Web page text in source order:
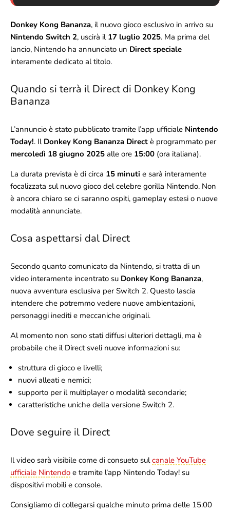
Donkey Kong Bananza, il nuovo gioco esclusivo in arrivo su
Nintendo Switch 2, uscirà il 17 luglio 2025. Ma prima del
lancio, Nintendo ha annunciato un Direct speciale
interamente dedicato al titolo.
Quando si terrà il Direct di Donkey Kong
Bananza
L’annuncio è stato pubblicato tramite l’app ufficiale Nintendo
Today!. Il Donkey Kong Bananza Direct è programmato per
mercoledì 18 giugno 2025 alle ore 15:00 (ora italiana).
La durata prevista è di circa 15 minuti e sarà interamente
focalizzata sul nuovo gioco del celebre gorilla Nintendo. Non
è ancora chiaro se ci saranno ospiti, gameplay estesi o nuove
modalità annunciate.
Cosa aspettarsi dal Direct
Secondo quanto comunicato da Nintendo, si tratta di un
video interamente incentrato su Donkey Kong Bananza,
nuova avventura esclusiva per Switch 2. Questo lascia
intendere che potremmo vedere nuove ambientazioni,
personaggi inediti e meccaniche originali.
Al momento non sono stati diffusi ulteriori dettagli, ma è
probabile che il Direct sveli nuove informazioni su:
struttura di gioco e livelli;
nuovi alleati e nemici;
supporto per il multiplayer o modalità secondarie;
caratteristiche uniche della versione Switch 2.
Dove seguire il Direct
Il video sarà visibile come di consueto sulcanale YouTube
ufficiale Nintendo e tramite l’app Nintendo Today! su
dispositivi mobili e console.
Consigliamo di collegarsi qualche minuto prima delle 15:00